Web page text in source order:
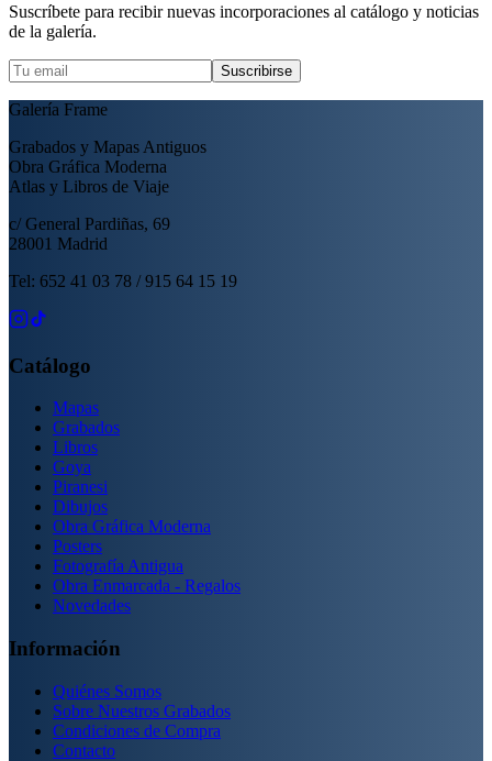
Suscríbete para recibir nuevas incorporaciones al catálogo y noticias
de la galería.
Suscribirse
Galería Frame
Grabados y Mapas Antiguos
Obra Gráfica Moderna
Atlas y Libros de Viaje
c/ General Pardiñas, 69
28001 Madrid
Tel: 652 41 03 78 / 915 64 15 19
Catálogo
Mapas
Grabados
Libros
Goya
Piranesi
Dibujos
Obra Gráfica Moderna
Posters
Fotografía Antigua
Obra Enmarcada - Regalos
Novedades
Información
Quiénes Somos
Sobre Nuestros Grabados
Condiciones de Compra
Contacto